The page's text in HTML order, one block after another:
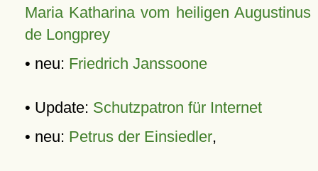
Maria Katharina vom heiligen Augustinus
de Longprey
• neu: Friedrich Janssoone
• Update: Schutzpatron für Internet
• neu: Petrus der Einsiedler,